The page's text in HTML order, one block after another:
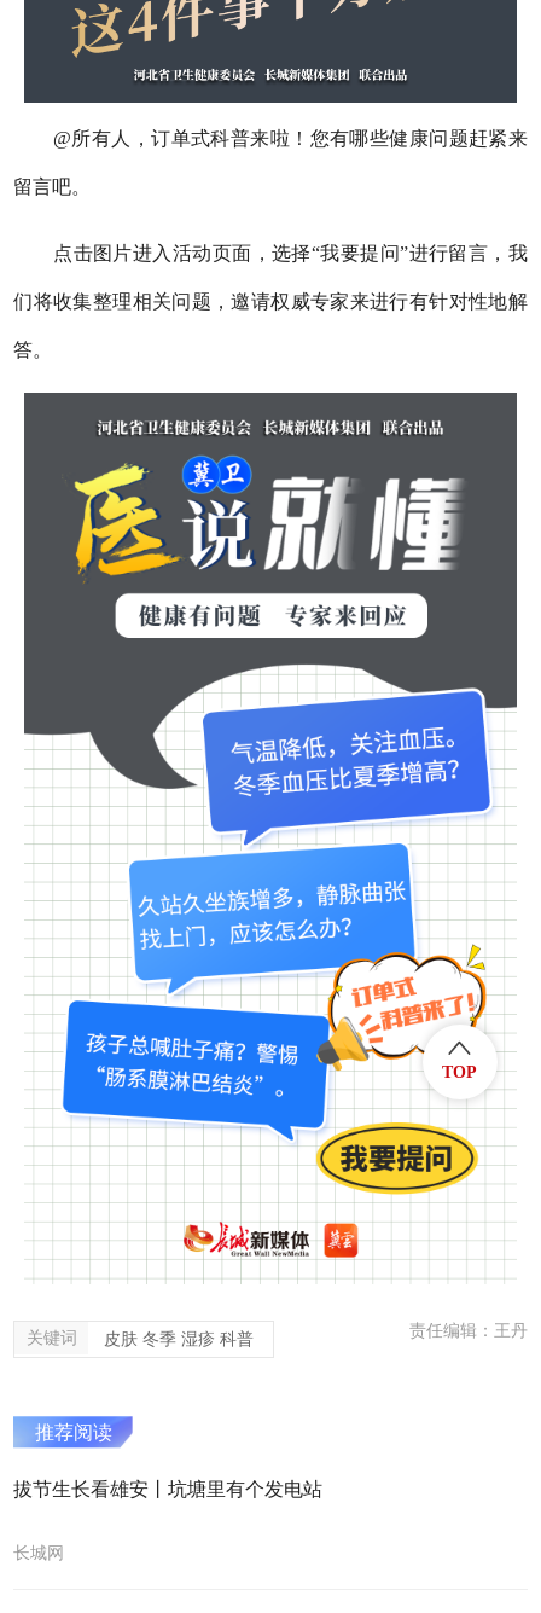
@所有人，订单式科普来啦！您有哪些健康问题赶紧来
留言吧。
点击图片进入活动页面，选择“我要提问”进行留言，我
们将收集整理相关问题，邀请权威专家来进行有针对性地解
答。
关键词 皮肤 冬季 湿疹 科普 责任编辑：王丹
推荐阅读
拔节生长看雄安丨坑塘里有个发电站
长城网
TOP